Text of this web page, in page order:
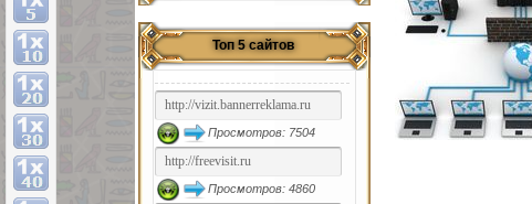
Топ 5 сайтов
Просмотров: 7504
Просмотров: 4860